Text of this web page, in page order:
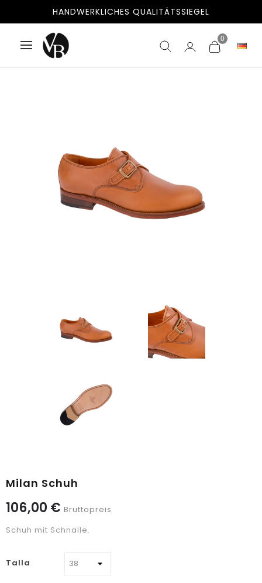
HANDWERKLICHES QUALITÄTSSIEGEL
0
Milan Schuh
106,00 € Bruttopreis
Schuh mit Schnalle.
Talla